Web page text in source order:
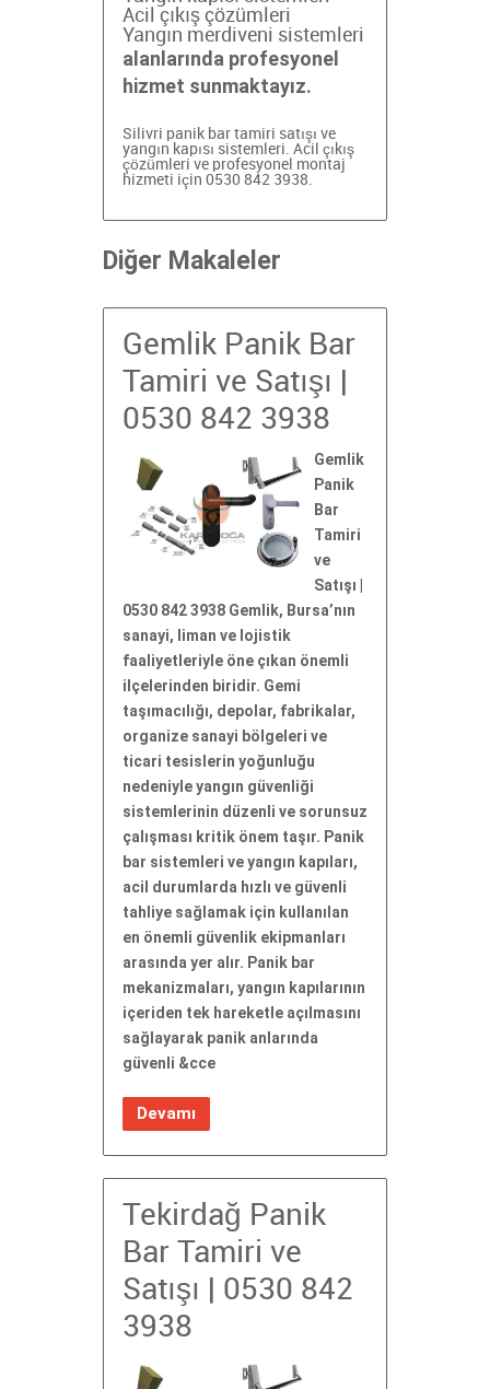
Acil çıkış çözümleri
Yangın merdiveni sistemleri
alanlarında profesyonel
hizmet sunmaktayız.
Silivri panik bar tamiri satışı ve
yangın kapısı sistemleri. Acil çıkış
çözümleri ve profesyonel montaj
hizmeti için 0530 842 3938.
Diğer Makaleler
Gemlik Panik Bar
Tamiri ve Satışı |
0530 842 3938
Gemlik
Panik
Bar
Tamiri
ve
Satışı |
0530 842 3938 Gemlik, Bursa’nın
sanayi, liman ve lojistik
faaliyetleriyle öne çıkan önemli
ilçelerinden biridir. Gemi
taşımacılığı, depolar, fabrikalar,
organize sanayi bölgeleri ve
ticari tesislerin yoğunluğu
nedeniyle yangın güvenliği
sistemlerinin düzenli ve sorunsuz
çalışması kritik önem taşır. Panik
bar sistemleri ve yangın kapıları,
acil durumlarda hızlı ve güvenli
tahliye sağlamak için kullanılan
en önemli güvenlik ekipmanları
arasında yer alır. Panik bar
mekanizmaları, yangın kapılarının
içeriden tek hareketle açılmasını
sağlayarak panik anlarında
güvenli &cce
Devamı
Tekirdağ Panik
Bar Tamiri ve
Satışı | 0530 842
3938